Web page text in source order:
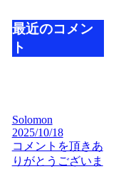
最近のコメン
ト
Solomon
2025/10/18
コメントを頂きあ
りがとうございま